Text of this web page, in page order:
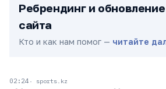
Ребрендинг и
сайта
Кто и как нам помог — читайте
02:24 sports.kz